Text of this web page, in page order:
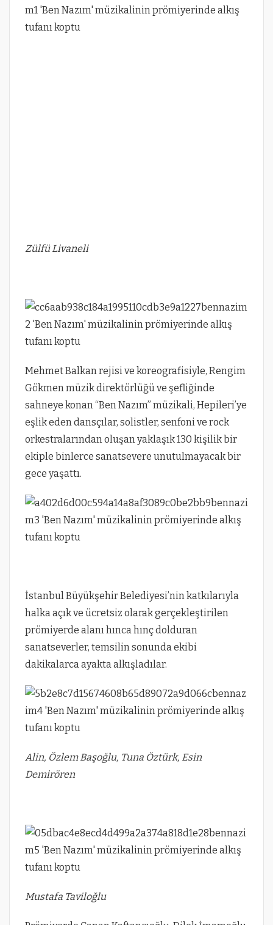
Zülfü Livaneli
Mehmet Balkan rejisi ve koreografisiyle, Rengim
Gökmen müzik direktörlüğü ve şefliğinde
sahneye konan “Ben Nazım” müzikali, Hepileri’ye
eşlik eden dansçılar, solistler, senfoni ve rock
orkestralarından oluşan yaklaşık 130 kişilik bir
ekiple binlerce sanatsevere unutulmayacak bir
gece yaşattı.
İstanbul Büyükşehir Belediyesi’nin katkılarıyla
halka açık ve ücretsiz olarak gerçekleştirilen
prömiyerde alanı hınca hınç dolduran
sanatseverler, temsilin sonunda ekibi
dakikalarca ayakta alkışladılar.
Alin, Özlem Başoğlu, Tuna Öztürk, Esin
Demirören
Mustafa Taviloğlu